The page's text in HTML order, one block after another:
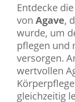
Entdecke
von Agave,
wurde, um
pflegen und
versorgen.
wertvollen
gleichzeitig